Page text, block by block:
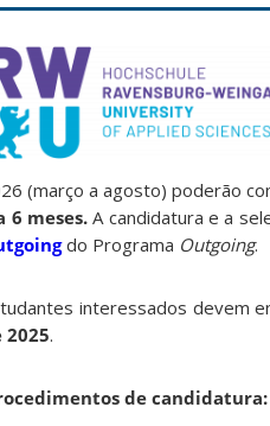
(março a agosto) poderão
6 meses.A candidatura e a
do Programa Outgoing.
interessados devem
2025.
de candidatura: